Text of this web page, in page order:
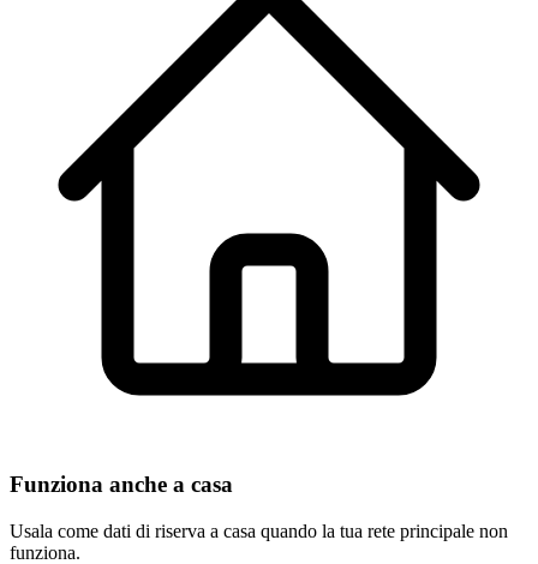
Funziona anche a casa
Usala come dati di riserva a casa quando la tua rete principale non
funziona.